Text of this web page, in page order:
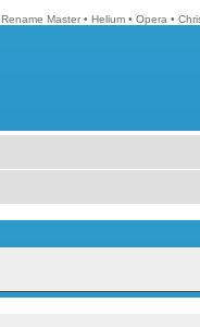
Rename Master • Helium • Opera •